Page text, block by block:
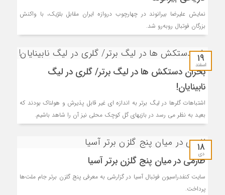
نمایش علیرضا بیرانوند در چهارچوب دروازه ایران مقابل بلژیک، با واکنش
بزرگان فوتبال رو‌به‌رو شد.
۱۹
اسفند
بحران دستکش ها در لیگ برتر/ گلری در لیگ
نابینایان!
اشتباهات گلرها در لیگ برتر به اندازه ای غیر قابل پذیرش و هولناک بودند که
بعید به نظر می رسد در بازیهای گل کوچک محلی نیز آن را شاهد باشیم.
۱۸
دی
طارمی در میان پنج گلزن برتر آسیا
سایت کنفدراسیون فوتبال آسیا در گزارشی به معرفی پنج گلزن برتر جام ملت‌ها
پرداخت.